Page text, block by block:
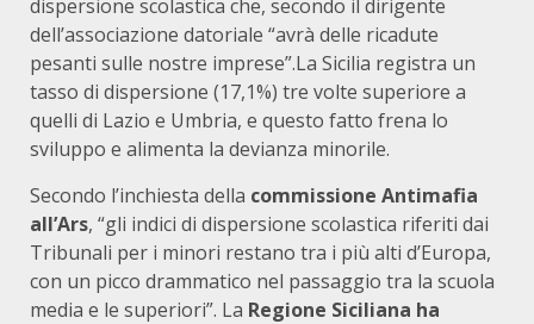
dispersione scolastica che, secondo il dirigente
dell’associazione datoriale “avrà delle ricadute
pesanti sulle nostre imprese”.La Sicilia registra un
tasso di dispersione (17,1%) tre volte superiore a
quelli di Lazio e Umbria, e questo fatto frena lo
sviluppo e alimenta la devianza minorile.
Secondo l’inchiesta della commissione Antimafia
all’Ars, “gli indici di dispersione scolastica riferiti dai
Tribunali per i minori restano tra i più alti d’Europa,
con un picco drammatico nel passaggio tra la scuola
media e le superiori”. La Regione Siciliana ha